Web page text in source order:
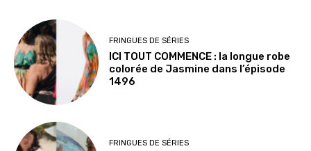
FRINGUES DE SÉRIES
ICI TOUT COMMENCE : la longue robe
colorée de Jasmine dans l’épisode
1496
FRINGUES DE SÉRIES